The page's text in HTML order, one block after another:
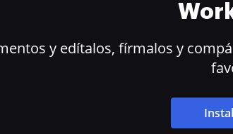
y edítalos, fírmalos y